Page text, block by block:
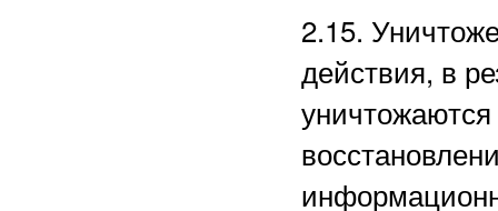
2.15.
действия, в